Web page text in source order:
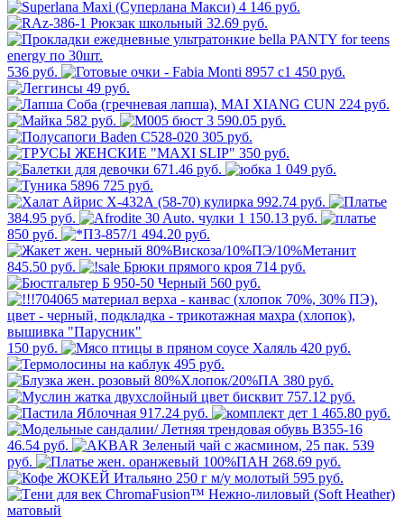
4 146 руб.
32.69 руб.
536 руб.
450 руб.
49 руб.
224 руб.
582 руб.
3 590.05 руб.
305 руб.
350 руб.
671.46 руб.
1 049 руб.
725 руб.
992.74 руб.
384.95 руб.
1 150.13 руб.
850 руб.
494.20 руб.
845.50 руб.
714 руб.
560 руб.
150 руб.
420 руб.
495 руб.
380 руб.
757.12 руб.
917.24 руб.
1 465.80 руб.
46.54 руб.
539
руб.
268.69 руб.
595 руб.